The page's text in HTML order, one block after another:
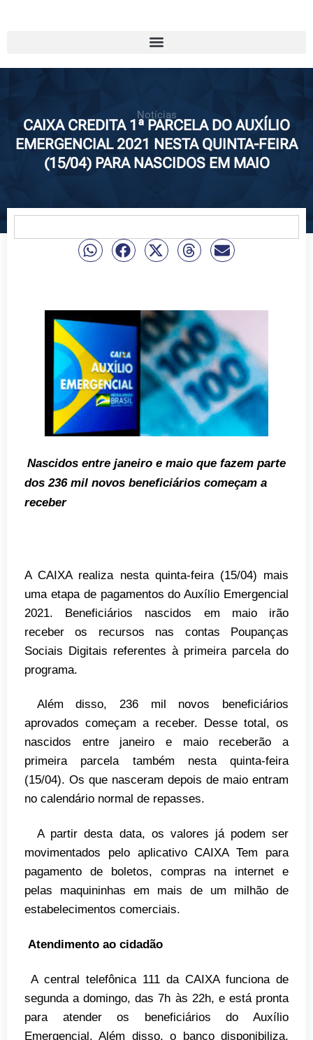
Notícias
CAIXA CREDITA 1ª PARCELA DO AUXÍLIO
EMERGENCIAL 2021 NESTA QUINTA-FEIRA
(15/04) PARA NASCIDOS EM MAIO
Nascidos entre janeiro e maio que fazem parte
dos 236 mil novos beneficiários começam a
receber
A CAIXA realiza nesta quinta-feira (15/04) mais
uma etapa de pagamentos do Auxílio Emergencial
2021. Beneficiários nascidos em maio irão
receber os recursos nas contas Poupanças
Sociais Digitais referentes à primeira parcela do
programa.
Além disso, 236 mil novos beneficiários
aprovados começam a receber. Desse total, os
nascidos entre janeiro e maio receberão a
primeira parcela também nesta quinta-feira
(15/04). Os que nasceram depois de maio entram
no calendário normal de repasses.
A partir desta data, os valores já podem ser
movimentados pelo aplicativo CAIXA Tem para
pagamento de boletos, compras na internet e
pelas maquininhas em mais de um milhão de
estabelecimentos comerciais.
Atendimento ao cidadão
A central telefônica 111 da CAIXA funciona de
segunda a domingo, das 7h às 22h, e está pronta
para atender os beneficiários do Auxílio
Emergencial. Além disso, o banco disponibiliza,